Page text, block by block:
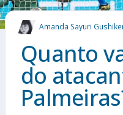
MAIS
Amanda Sayuri
Quanto
do